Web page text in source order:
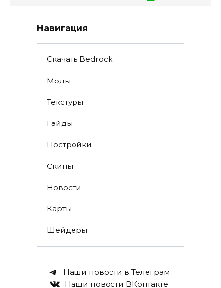
Навигация
Скачать Bedrock
Моды
Текстуры
Гайды
Постройки
Скины
Новости
Карты
Шейдеры
Наши новости в Телеграм
Наши новости ВКонтакте